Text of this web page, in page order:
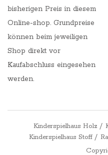
bisherigen Preis in diesem
Online-shop. Grundpreise
können beim jeweiligen
Shop direkt vor
Kaufabschluss eingesehen
werden.
Kinderspielhaus Holz
Kinderspielhaus Stoff